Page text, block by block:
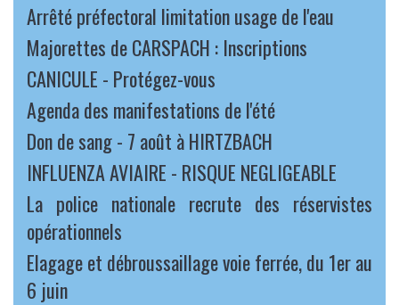
Arrêté préfectoral limitation usage de l'eau
Majorettes de CARSPACH : Inscriptions
CANICULE - Protégez-vous
Agenda des manifestations de l'été
Don de sang - 7 août à HIRTZBACH
INFLUENZA AVIAIRE - RISQUE NEGLIGEABLE
La police nationale recrute des réservistes
opérationnels
Elagage et débroussaillage voie ferrée, du 1er au
6 juin